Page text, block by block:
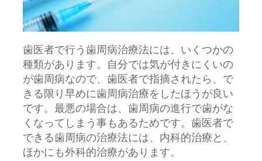
歯医者で行う歯周病治療法には、いくつかの
種類があります。 自分では気が付きにくいの
が歯周病なので、歯医者で指摘されたら、で
きる限り早めに歯周病治療をしたほうが良い
です。最悪の場合は、歯周病の進行で歯がな
くなってしまう事もあるためです。歯医者で
できる歯周病の治療法には、内科的治療と、
ほかにも外科的治療があります。